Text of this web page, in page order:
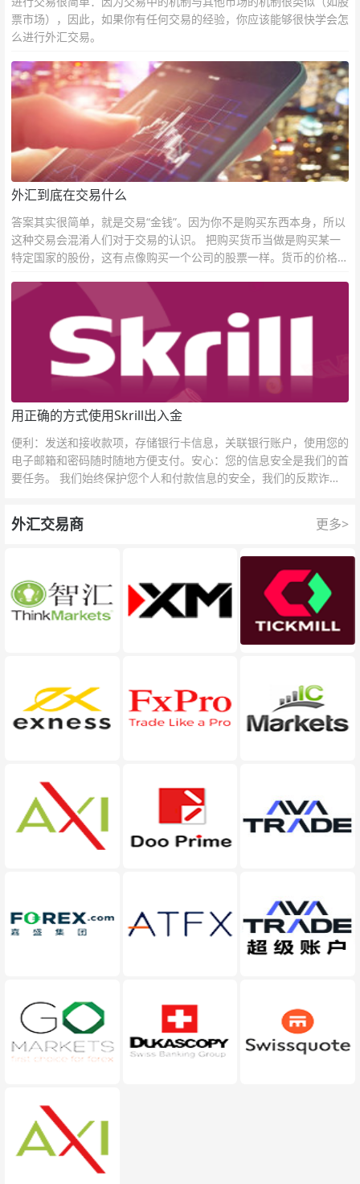
票市场），因此，如果你有任何交易的经验，你应该能够很快学会怎
么进行外汇交易。
外汇到底在交易什么
答案其实很简单，就是交易“金钱”。因为你不是购买东西本身，所以
这种交易会混淆人们对于交易的认识。 把购买货币当做是购买某一
特定国家的股份，这有点像购买一个公司的股票一样。货币的价格直
用正确的方式使用Skrill出入金
便利：发送和接收款项，存储银行卡信息，关联银行账户，使用您的
电子邮箱和密码随时随地方便支付。安心：您的信息安全是我们的首
要任务。 我们始终保护您个人和付款信息的安全，我们的反欺诈团
外汇交易商 更多>